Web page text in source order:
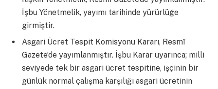
İşbu Yönetmelik, yayımı tarihinde yürürlüğe
girmiştir.
Asgari Ücret Tespit Komisyonu Kararı, Resmî
Gazete’de yayımlanmıştır. İşbu Karar uyarınca; milli
seviyede tek bir asgari ücret tespitine, işçinin bir
günlük normal çalışma karşılığı asgari ücretinin